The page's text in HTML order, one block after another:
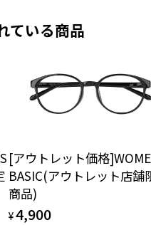
ント込みの重さ
いただけます（無料）。
てお使いください。
ード
ている商品
[アウトレット価格
BASIC(アウトレット店舗
商品)
¥4,900